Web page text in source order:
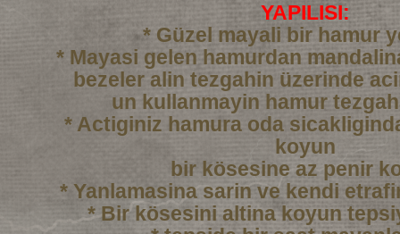
YAPILISI:
* Güzel mayali bir hamur
* Mayasi gelen hamurdan
bezeler alin tezgahin üzerinde
un kullanmayin hamur
* Actiginiz hamura oda
koyun
bir kösesine az penir
* Yanlamasina sarin ve kendi
* Bir kösesini altina koyun